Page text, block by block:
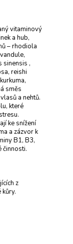
vitaminový
a hub,
– rhodiola
sinensis ,
reishi
směs
a nehtů.
které
ke snížení
a zázvor k
B1, B3,
činnosti.
z